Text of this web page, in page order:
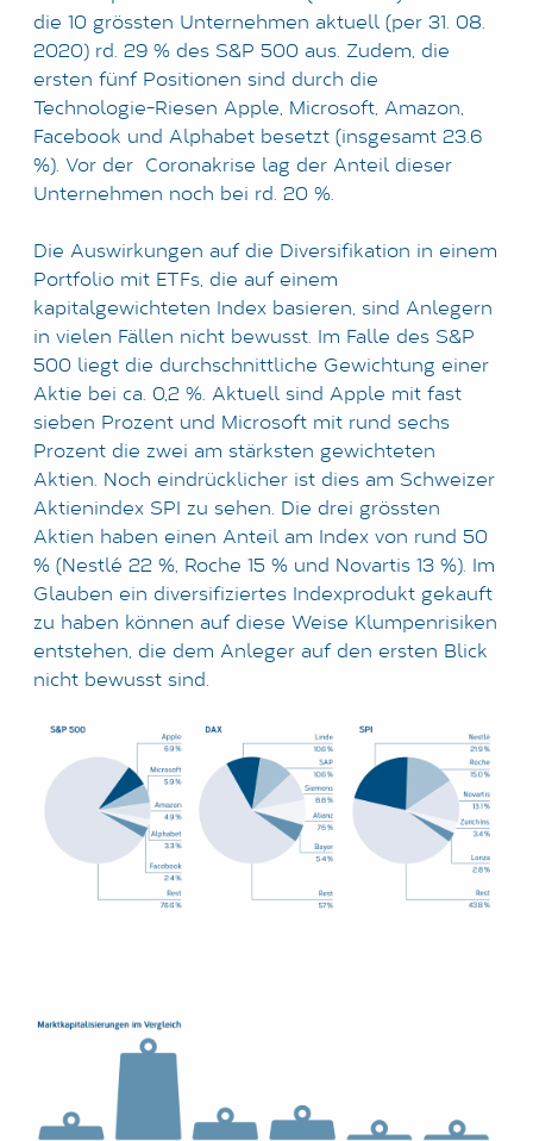
die 10 grössten Unternehmen aktuell (per 31. 08.
2020) rd. 29 % des S&P 500 aus. Zudem, die
ersten fünf Positionen sind durch die
Technologie-Riesen Apple, Microsoft, Amazon,
Facebook und Alphabet besetzt (insgesamt 23.6
%). Vor der Coronakrise lag der Anteil dieser
Unternehmen noch bei rd. 20 %.
Die Auswirkungen auf die Diversifikation in einem
Portfolio mit ETFs, die auf einem
kapitalgewichteten Index basieren, sind Anlegern
in vielen Fällen nicht bewusst. Im Falle des S&P
500 liegt die durchschnittliche Gewichtung einer
Aktie bei ca. 0,2 %. Aktuell sind Apple mit fast
sieben Prozent und Microsoft mit rund sechs
Prozent die zwei am stärksten gewichteten
Aktien. Noch eindrücklicher ist dies am Schweizer
Aktienindex SPI zu sehen. Die drei grössten
Aktien haben einen Anteil am Index von rund 50
% (Nestlé 22 %, Roche 15 % und Novartis 13 %). Im
Glauben ein diversifiziertes Indexprodukt gekauft
zu haben können auf diese Weise Klumpenrisiken
entstehen, die dem Anleger auf den ersten Blick
nicht bewusst sind.